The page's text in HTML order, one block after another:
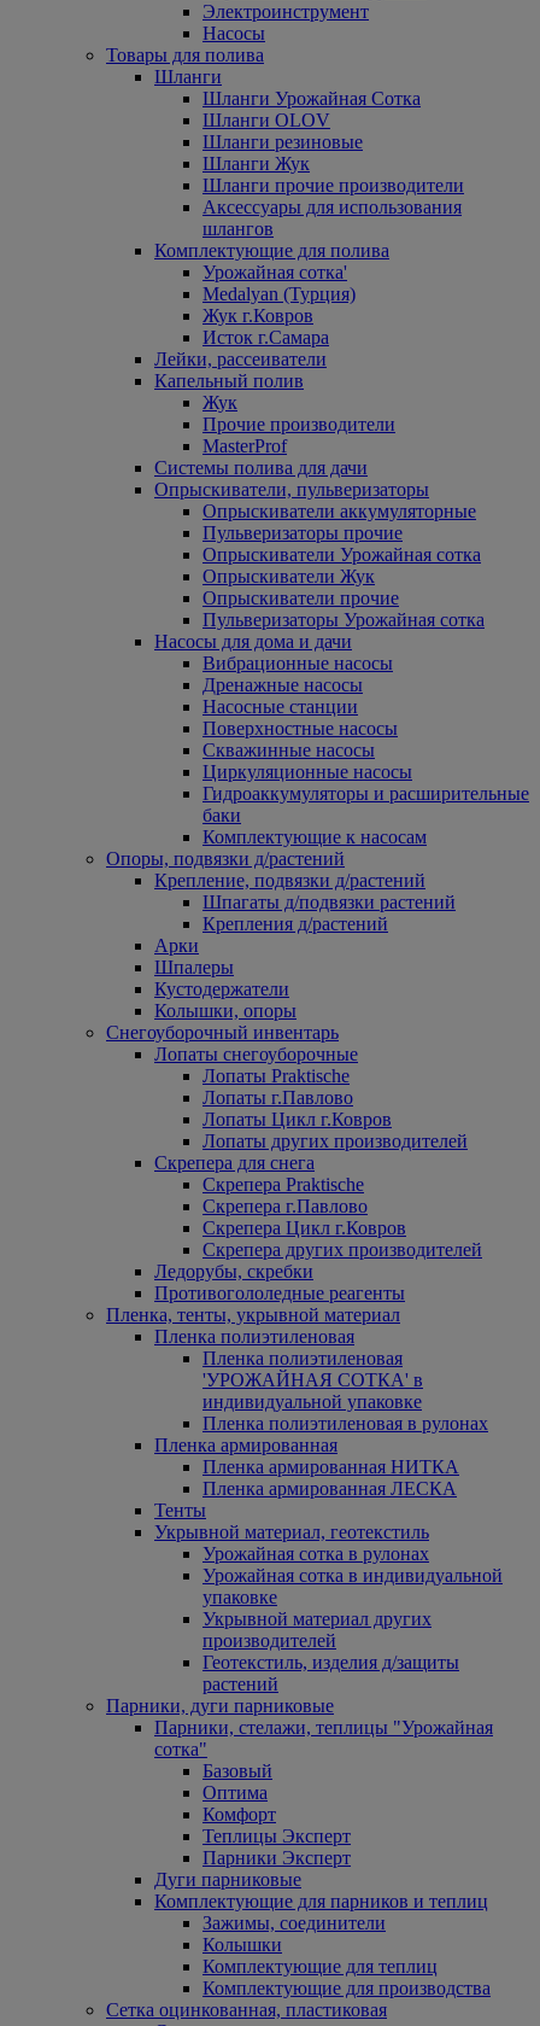
Электроинструмент
Насосы
Товары для полива
Шланги
Шланги Урожайная Сотка
Шланги OLOV
Шланги резиновые
Шланги Жук
Шланги прочие производители
Аксессуары для использования
шлангов
Комплектующие для полива
Урожайная сотка'
Medalyan (Турция)
Жук г.Ковров
Исток г.Самара
Лейки, рассеиватели
Капельный полив
Жук
Прочие производители
MasterProf
Системы полива для дачи
Опрыскиватели, пульверизаторы
Опрыскиватели аккумуляторные
Пульверизаторы прочие
Опрыскиватели Урожайная сотка
Опрыскиватели Жук
Опрыскиватели прочие
Пульверизаторы Урожайная сотка
Насосы для дома и дачи
Вибрационные насосы
Дренажные насосы
Насосные станции
Поверхностные насосы
Скважинные насосы
Циркуляционные насосы
Гидроаккумуляторы и расширительные
баки
Комплектующие к насосам
Опоры, подвязки д/растений
Крепление, подвязки д/растений
Шпагаты д/подвязки растений
Крепления д/растений
Арки
Шпалеры
Кустодержатели
Колышки, опоры
Снегоуборочный инвентарь
Лопаты снегоуборочные
Лопаты Praktische
Лопаты г.Павлово
Лопаты Цикл г.Ковров
Лопаты других производителей
Скрепера для снега
Скрепера Praktische
Скрепера г.Павлово
Скрепера Цикл г.Ковров
Скрепера других производителей
Ледорубы, скребки
Противогололедные реагенты
Пленка, тенты, укрывной материал
Пленка полиэтиленовая
Пленка полиэтиленовая
'УРОЖАЙНАЯ СОТКА' в
индивидуальной упаковке
Пленка полиэтиленовая в рулонах
Пленка армированная
Пленка армированная НИТКА
Пленка армированная ЛЕСКА
Тенты
Укрывной материал, геотекстиль
Урожайная сотка в рулонах
Урожайная сотка в индивидуальной
упаковке
Укрывной материал других
производителей
Геотекстиль, изделия д/защиты
растений
Парники, дуги парниковые
Парники, стелажи, теплицы "Урожайная
сотка"
Базовый
Оптима
Комфорт
Теплицы Эксперт
Парники Эксперт
Дуги парниковые
Комплектующие для парников и теплиц
Зажимы, соединители
Колышки
Комплектующие для теплиц
Комплектующие для производства
Сетка оцинкованная, пластиковая